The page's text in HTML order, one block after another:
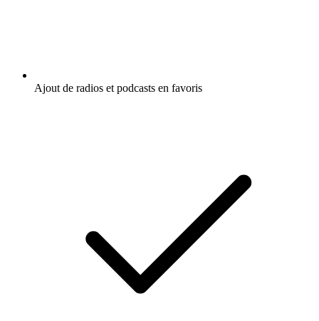
Ajout de radios et podcasts en favoris